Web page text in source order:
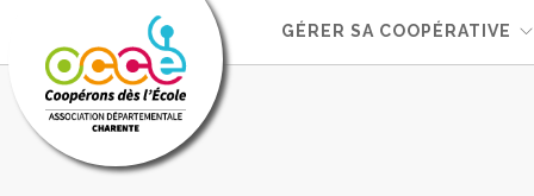
GÉRER SA COOPÉRATIVE